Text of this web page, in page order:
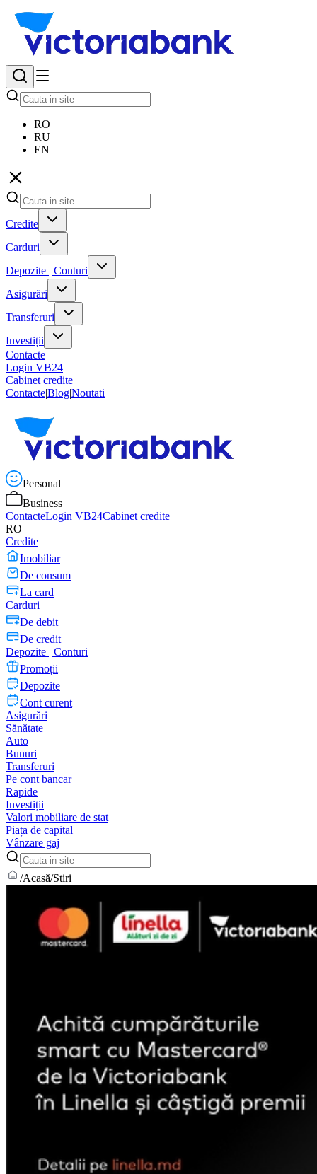
RO
RU
EN
Credite
Carduri
Depozite | Conturi
Asigurări
Transferuri
Investiții
Contacte
Login VB24
Cabinet credite
Contacte|Blog|Noutati
Personal
Business
ContacteLogin VB24Cabinet credite
RO
Credite
Imobiliar
De consum
La card
Carduri
De debit
De credit
Depozite | Conturi
Promoții
Depozite
Cont curent
Asigurări
Sănătate
Auto
Bunuri
Transferuri
Pe cont bancar
Rapide
Investiții
Valori mobiliare de stat
Piața de capital
Vânzare gaj
/Acasă/Stiri